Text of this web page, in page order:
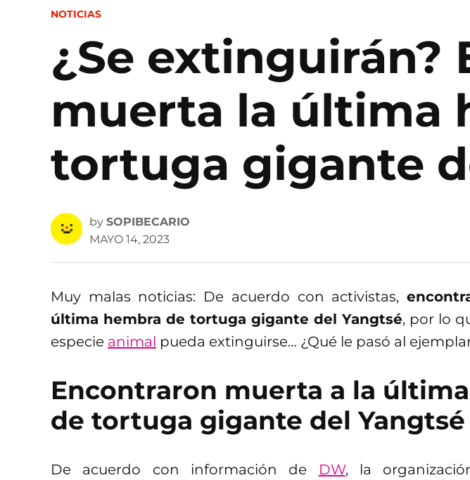
POSTED
NOTICIAS
¿Se extinguirán?
muerta la última
tortuga gigante
by SOPIBECARIO
MAYO 14, 2023
Muy malas noticias: De acuerdo con activistas,
última hembra de tortuga gigante del Yangtsé, por lo
especie animal pueda extinguirse… ¿Qué le pasó al
Encontraron muerta a la
de tortuga gigante del Yangtsé
De acuerdo con información de DW, la